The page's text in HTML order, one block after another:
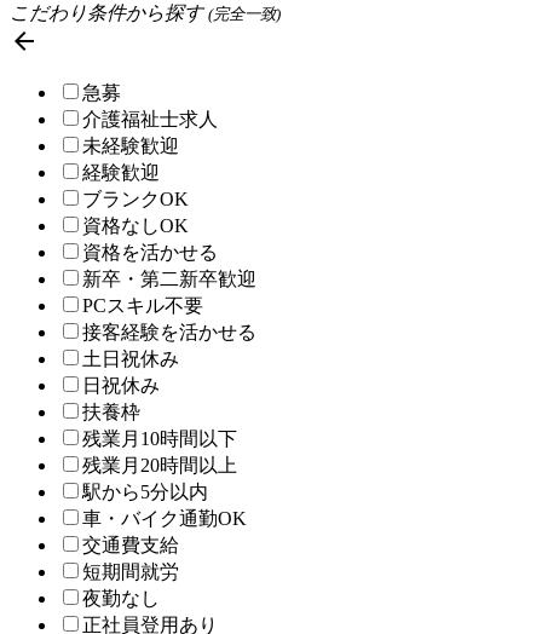
こだわり条件から探す(完全一致)

急募
介護福祉士求人
未経験歓迎
経験歓迎
ブランクOK
資格なしOK
資格を活かせる
新卒・第二新卒歓迎
PCスキル不要
接客経験を活かせる
土日祝休み
日祝休み
扶養枠
残業月10時間以下
残業月20時間以上
駅から5分以内
車・バイク通勤OK
交通費支給
短期間就労
夜勤なし
正社員登用あり